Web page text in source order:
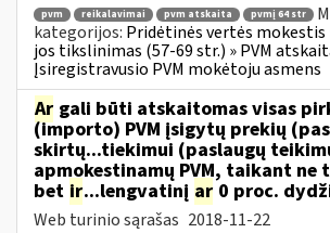
pvm reikalavimai pvm atskaita pvmį 64 str
kategorijos: Pridėtinės vertės mokestis
jos tikslinimas (57-69 str.) » PVM
Įsiregistravusio PVM mokėtoju asmens
Ar gali būti atskaitomas visas
(importo) PVM įsigytų prekių
skirtų...tiekimui (paslaugų
apmokestinamų PVM, taikant
bet ir...lengvatinį ar 0 proc.
Web turinio sąrašas 2018-11-22